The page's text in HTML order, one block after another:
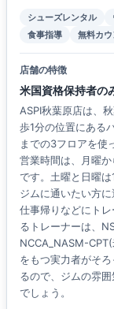
シューズレンタル
食事指導
無料カ
店舗の特徴
米国資格保持者の
ASPI秋葉原店は、
歩1分の位置にある
までの3フロアを使
営業時間は、月曜
です。土曜と日曜
ジムに通いたい方
仕事帰りなどにト
るトレーナーは、
NCCA_NASM-
をもつ実力者がそ
るので、ジムの雰
でしょう。